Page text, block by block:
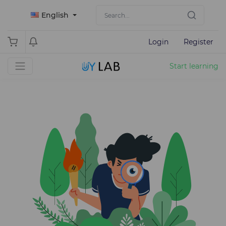
English
Login Register
Start learning